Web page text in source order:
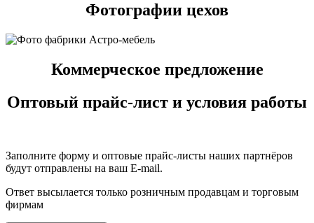
Фотографии цехов
Коммерческое предложение
Оптовый прайс-лист и условия работы
Заполните форму и оптовые прайс-листы наших партнёров
будут отправлены на ваш E-mail.
Ответ высылается только розничным продавцам и торговым
фирмам